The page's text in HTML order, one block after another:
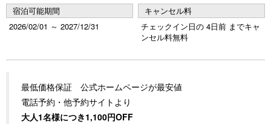
宿泊可能期間
2026/02/01 ～ 2027/12/31
キャンセル料
チェックイン日の 4日前 までキャ
ンセル料無料
最低価格保証 公式ホームページが最安値
電話予約・他予約サイトより
大人1名様につき1,100円OFF